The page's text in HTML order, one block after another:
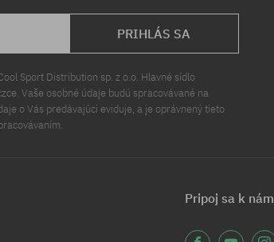
PRIHLÁS SA
Sport Distribution sp. z o.o. Hlavné sídlo
Vaše osobné údaje budú spracovávané na
o Vás predávajúci eviduje, a je oprávnený tieto
Pripoj sa k nám